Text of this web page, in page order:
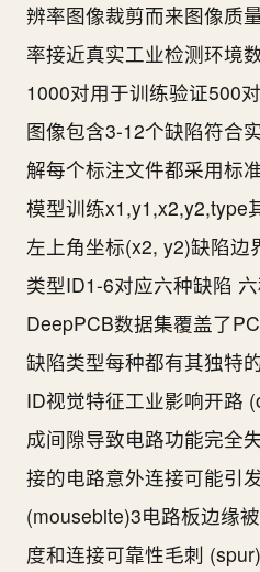
辨率图像裁剪而来图像质
率接近真实工业检测环境
1000对用于训练验证500
图像包含3-12个缺陷符合
解每个标注文件都采用标
模型训练x1,y1,x2,y2,type
左上角坐标(x2, y2)缺陷边
类型ID1-6对应六种缺陷
DeepPCB数据集覆盖了
缺陷类型每种都有其独特
ID视觉特征工业影响开路
成间隙导致电路功能完全
接的电路意外连接可能引
(mousebite)3电路板边缘
度和连接可靠性毛刺